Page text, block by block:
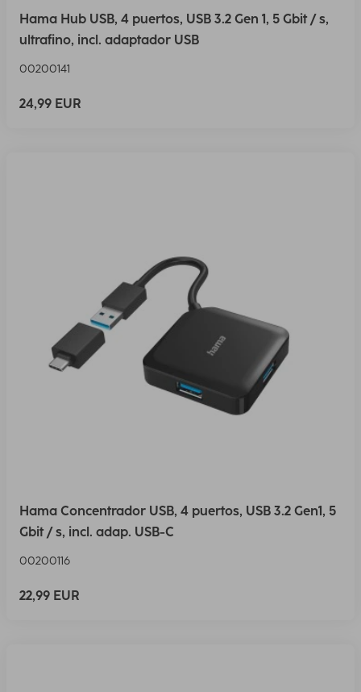
Hama Hub USB, 4 puertos, USB 3.2 Gen 1, 5 Gbit / s,
ultrafino, incl. adaptador USB
00200141
24,99 EUR
Hama Concentrador USB, 4 puertos, USB 3.2 Gen1, 5
Gbit / s, incl. adap. USB-C
00200116
22,99 EUR